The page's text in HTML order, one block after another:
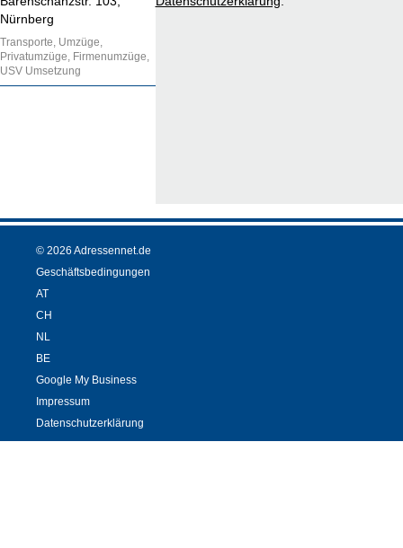
Nürnberg
Transporte, Umzüge,
Privatumzüge, Firmenumzüge,
USV Umsetzung
© 2026 Adressennet.de
Geschäftsbedingungen
AT
CH
NL
BE
Google My Business
Impressum
Datenschutzerklärung